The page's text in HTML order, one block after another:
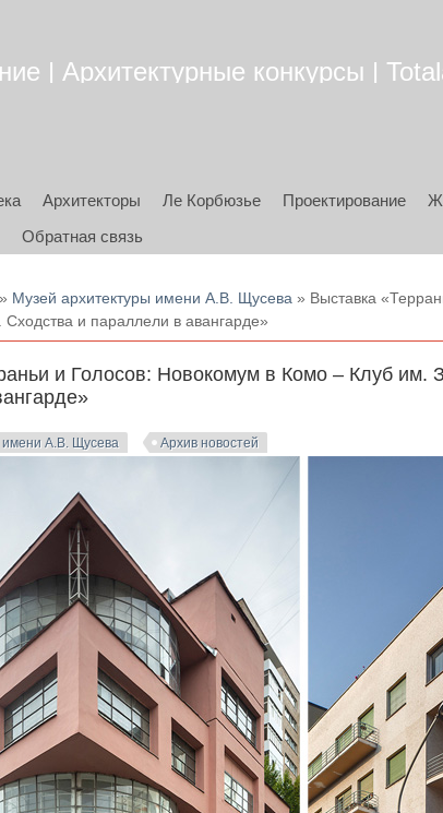
| Архитектурные конкурсы |
Архитекторы Ле Корбюзье Проектирование
Обратная связь
» Музей архитектуры имени А.В. Щусева » Выставка
и параллели в авангарде»
и Голосов: Новокомум в Комо – Клуб им.
имени А.В. Щусева Архив новостей